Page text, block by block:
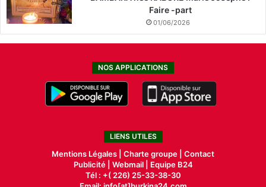
Faire -part
01/06/2026
NOS APPLICATIONS
LIENS UTILES
Mentions Légales | Charte groupe | Contact
Publicité| Webmail |
Equipe B24
Tél : +( 226) 25-33-38-30